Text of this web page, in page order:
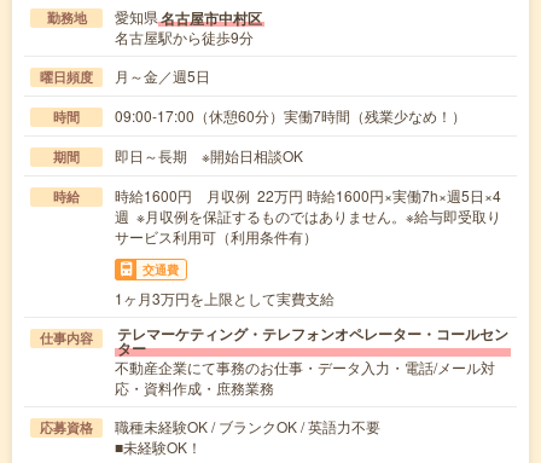
勤務地 愛知県名古屋市中村区
名古屋駅から徒歩9分
曜日頻度 月～金／週5日
時間 09:00-17:00（休憩60分）実働7時間（残業少なめ！）
期間 即日～長期 ※開始日相談OK
時給
時給1600円 月収例 22万円 時給1600円×実働7h×週5日×4
週 ※月収例を保証するものではありません。※給与即受取り
サービス利用可（利用条件有）
交通費
1ヶ月3万円を上限として実費支給
仕事内容 テレマーケティング・テレフォンオペレーター・コールセン
ター
不動産企業にて事務のお仕事・データ入力・電話/メール対
応・資料作成・庶務業務
応募資格
職種未経験OK / ブランクOK / 英語力不要
■未経験OK！